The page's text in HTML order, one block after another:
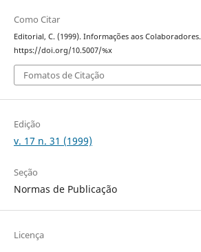
Como Citar
Editorial, C. (1999). Informações aos Colaboradores.
https://doi.org/10.5007/%x
Fomatos de Citação
Edição
v. 17 n. 31 (1999)
Seção
Normas de Publicação
Licença